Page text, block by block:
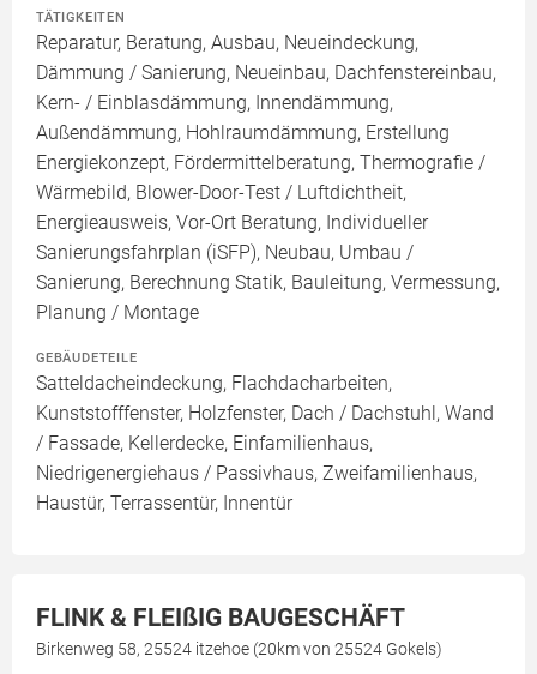
TÄTIGKEITEN
Reparatur, Beratung, Ausbau, Neueindeckung,
Dämmung / Sanierung, Neueinbau, Dachfenstereinbau,
Kern- / Einblasdämmung, Innendämmung,
Außendämmung, Hohlraumdämmung, Erstellung
Energiekonzept, Fördermittelberatung, Thermografie /
Wärmebild, Blower-Door-Test / Luftdichtheit,
Energieausweis, Vor-Ort Beratung, Individueller
Sanierungsfahrplan (iSFP), Neubau, Umbau /
Sanierung, Berechnung Statik, Bauleitung, Vermessung,
Planung / Montage
GEBÄUDETEILE
Satteldacheindeckung, Flachdacharbeiten,
Kunststofffenster, Holzfenster, Dach / Dachstuhl, Wand
/ Fassade, Kellerdecke, Einfamilienhaus,
Niedrigenergiehaus / Passivhaus, Zweifamilienhaus,
Haustür, Terrassentür, Innentür
FLINK & FLEIßIG BAUGESCHÄFT
Birkenweg 58, 25524 itzehoe (20km von 25524 Gokels)